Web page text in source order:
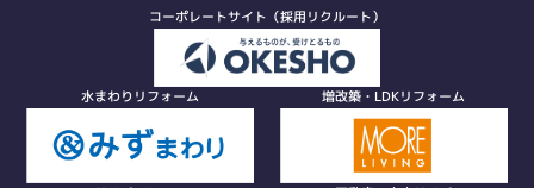
コーポレートサイト（採用リクルート）
水まわりリフォーム 増改築・LDKリフォーム